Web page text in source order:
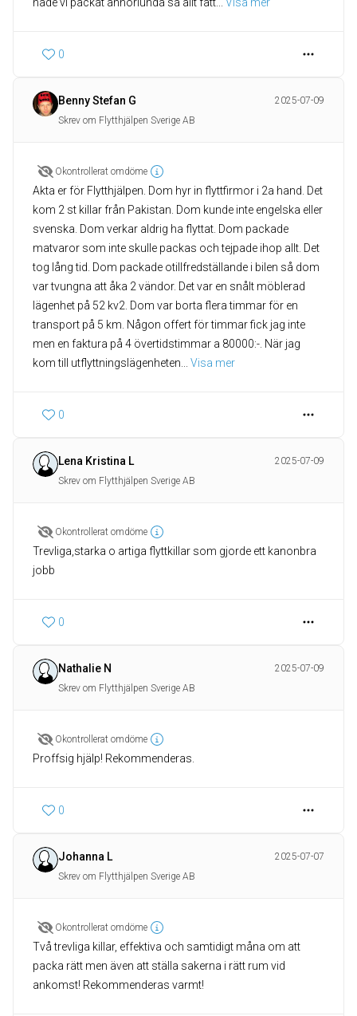
0
Benny Stefan G
2025-07-09
Skrev om Flytthjälpen Sverige AB
Okontrollerat omdöme
Akta er för Flytthjälpen. Dom hyr in flyttfirmor i 2a hand. Det
kom 2 st killar från Pakistan. Dom kunde inte engelska eller
svenska. Dom verkar aldrig ha flyttat. Dom packade
matvaror som inte skulle packas och tejpade ihop allt. Det
tog lång tid. Dom packade otillfredställande i bilen så dom
var tvungna att åka 2 vändor. Det var en snålt möblerad
lägenhet på 52 kv2. Dom var borta flera timmar för en
transport på 5 km. Någon offert för timmar fick jag inte
men en faktura på 4 övertidstimmar a 80000:-. När jag
kom till utflyttningslägenheten
Visa mer
0
Lena Kristina L
2025-07-09
Skrev om Flytthjälpen Sverige AB
Okontrollerat omdöme
Trevliga,starka o artiga flyttkillar som gjorde ett kanonbra
jobb
0
Nathalie N
2025-07-09
Skrev om Flytthjälpen Sverige AB
Okontrollerat omdöme
Proffsig hjälp! Rekommenderas.
0
Johanna L
2025-07-07
Skrev om Flytthjälpen Sverige AB
Okontrollerat omdöme
Två trevliga killar, effektiva och samtidigt måna om att
packa rätt men även att ställa sakerna i rätt rum vid
ankomst! Rekommenderas varmt!